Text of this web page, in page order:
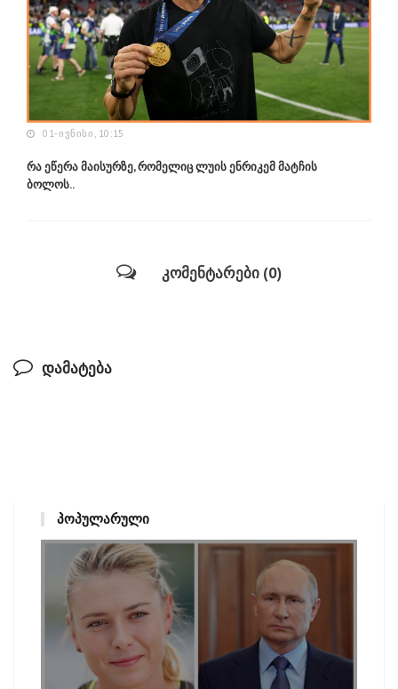
01-ᲘᲕᲜᲘᲡᲘ, 10:15
რა ეწერა მაისურზე, რომელიც ლუის ენრიკემ მატჩის
ბოლოს..
კომენტარები (0)
დამატება
ᲞᲝᲞᲣᲚᲐᲠᲣᲚᲘ